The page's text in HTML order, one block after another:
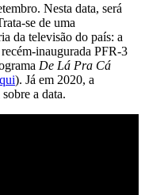
Nesta data, será
se de uma
da televisão do país: a
inaugurada PFR-3
De Lá Pra Cá
). Já em 2020, a
a data.